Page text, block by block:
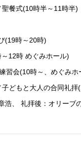
餐式(10時半～11時半
(19時～20時)
12時 めぐみホール)
習会(10時～、めぐみ
どもと大人の合同礼
、
礼拝後：オリーブ